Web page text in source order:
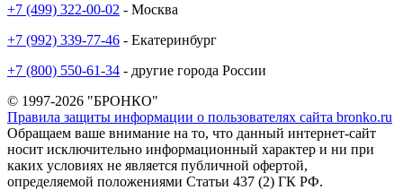
+7 (499) 322-00-02 - Москва
+7 (992) 339-77-46 - Екатеринбург
+7 (800) 550-61-34 - другие города России
© 1997-2026 "БРОНКО"
Правила защиты информации о пользователях сайта bronko.ru
Обращаем ваше внимание на то, что данный интернет-сайт
носит исключительно информационный характер и ни при
каких условиях не является публичной офертой,
определяемой положениями Статьи 437 (2) ГК РФ.